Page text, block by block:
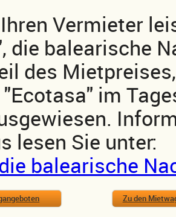
Vermieter
die balearische
des
im
lesen Sie unter:
balearische
Zu den